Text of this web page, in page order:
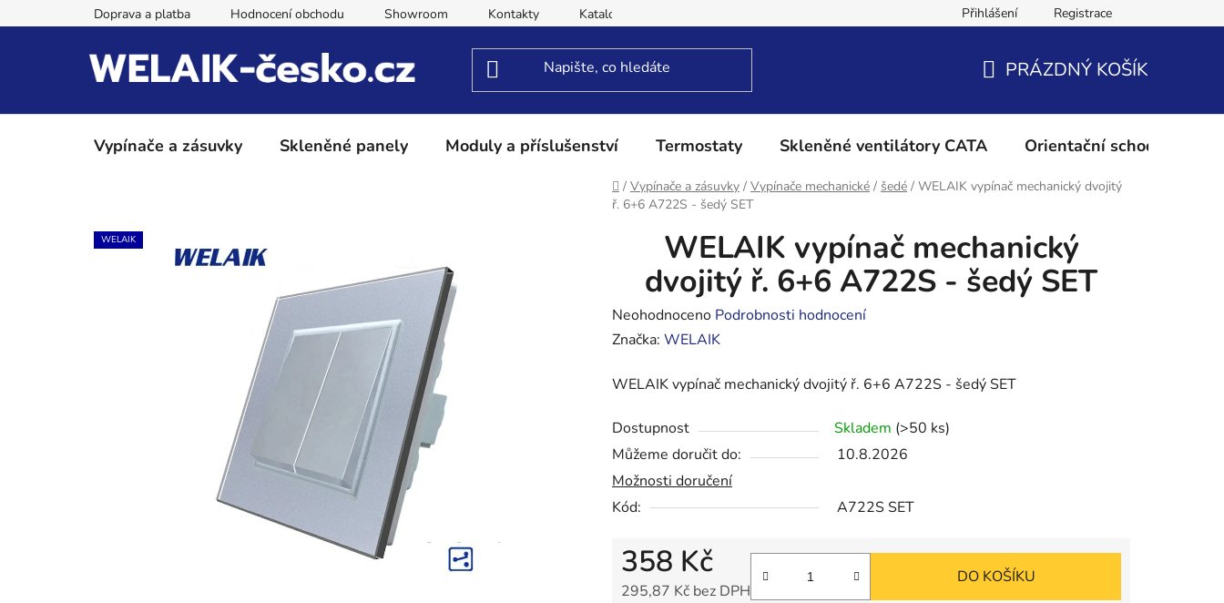
na
Doprava a platba Hodnocení obchodu Showroom Kontakty Katalog Podmínky ochrany osobních údajů Reklamační řád
Přihlášení Registrace
KOŠÍK
PRÁZDNÝ KOŠÍK
Vypínače a zásuvky Skleněné panely Moduly a příslušenství Termostaty Skleněné ventilátory CATA Orientační schodišťové
Domů
/ Vypínače a zásuvky / Vypínače mechanické / šedé / WELAIK vypínač mechanický dvojitý
ř. 6+6 A722S - šedý SET
WELAIK vypínač mechanický
dvojitý ř. 6+6 A722S - šedý SET
Průměrné
hodnocení
je
z
5
hvězdiček.
Neohodnoceno Podrobnosti hodnocení
Značka: WELAIK
WELAIK vypínač mechanický dvojitý ř. 6+6 A722S - šedý SET
Dostupnost Skladem (>50 ks)
Můžeme doručit do:
10.8.2026
Možnosti doručení
Kód:
A722S SET
358 Kč
295,87 Kč bez DPH
DO KOŠÍKU
WELAIK